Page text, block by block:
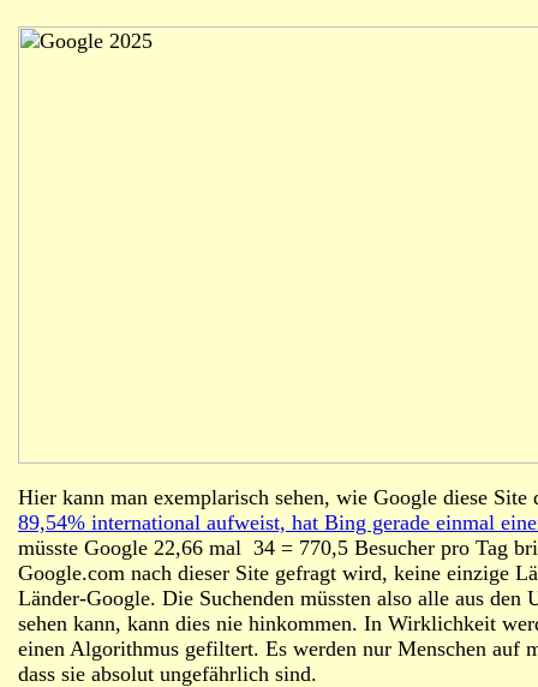
Hier kann man exemplarisch sehen, wie Google diese
89,54% international aufweist, hat Bing gerade einmal
müsste Google 22,66 mal 34 = 770,5 Besucher pro Tag
Google.com nach dieser Site gefragt wird, keine einzige
Länder-Google. Die Suchenden müssten also alle aus
sehen kann, kann dies nie hinkommen. In Wirklichkeit
einen Algorithmus gefiltert. Es werden nur Menschen auf
dass sie absolut ungefährlich sind.